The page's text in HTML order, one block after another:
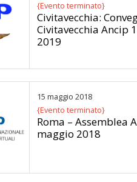
{Evento terminato}
Civitavecchia:
Civitavecchia Ancip
2019
15 maggio 2018
{Evento terminato}
Roma – Assemblea
maggio 2018